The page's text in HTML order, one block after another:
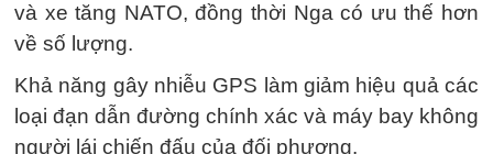
và xe tăng NATO, đồng thời Nga có ưu thế hơn
về số lượng.
Khả năng gây nhiễu GPS làm giảm hiệu quả các
loại đạn dẫn đường chính xác và máy bay không
người lái chiến đấu của đối phương.